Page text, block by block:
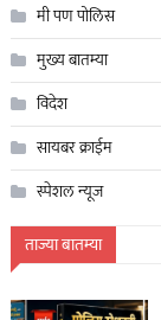
मी पण पोलिस
मुख्य बातम्या
विदेश
सायबर क्राईम
स्पेशल न्यूज
ताज्या बातम्या